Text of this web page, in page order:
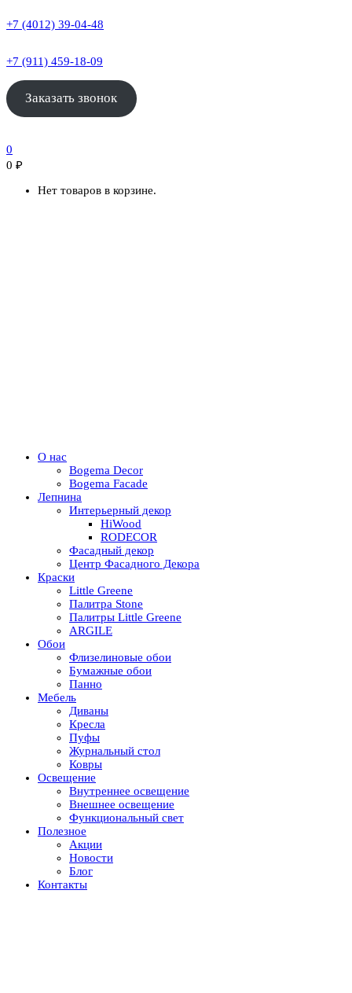
+7 (4012) 39-04-48
+7 (911) 459-18-09
Заказать звонок
0
0 ₽
Нет товаров в корзине.
О нас
Bogema Decor
Bogema Facade
Лепнина
Интерьерный декор
HiWood
RODECOR
Фасадный декор
Центр Фасадного Декора
Краски
Little Greene
Палитра Stone
Палитры Little Greene
ARGILE
Обои
Флизелиновые обои
Бумажные обои
Панно
Мебель
Диваны
Кресла
Пуфы
Журнальный стол
Ковры
Освещение
Внутреннее освещение
Внешнее освещение
Функциональный свет
Полезное
Акции
Новости
Блог
Контакты